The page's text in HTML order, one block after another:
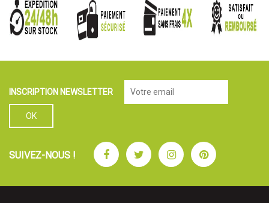
INSCRIPTION NEWSLETTER
SUIVEZ-NOUS ! FacebookTwitterInstagramPinterest